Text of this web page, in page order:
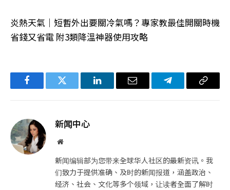
炎熱天氣｜短暫外出要關冷氣嗎？專家教最佳開關時機
省錢又省電 附3類降溫神器使用攻略
FacebookTwitter LinkedIn电
Telegram复
新闻中心
网
新闻编辑部为您带来全球华人社区的最新资讯。我
们致力于提供准确、及时的新闻报道，涵盖政治、
经济、社会、文化等多个领域，让读者全面了解时